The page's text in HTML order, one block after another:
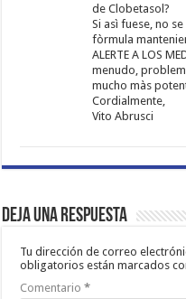
de Clobetasol?
Si asì fuese, no
fòrmula
ALERTE A LOS
menudo,
mucho màs
Cordialmente,
Vito Abrusci
Deja una respuesta
Tu dirección de correo
obligatorios están marcados
Comentario*